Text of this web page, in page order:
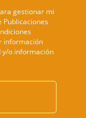
gestionar mi
Publicaciones
información
y/o información